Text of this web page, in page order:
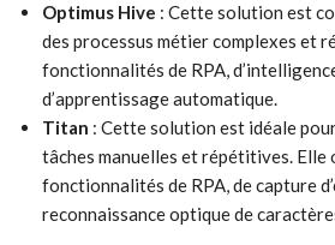
Optimus Hive : Cette solution est
des processus métier complexes et
fonctionnalités de RPA,
d’apprentissage automatique.
Titan : Cette solution est idéale
tâches manuelles et répétitives. Elle
fonctionnalités de RPA, de capture
reconnaissance optique de